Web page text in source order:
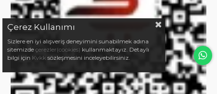
Çerez Kullanımı
Sizlere en iyi alışveriş deneyimini sunabilmek adına
sitemizde çerezler(cookies) kullanmaktayız. Detaylı
bilgi için Kvkk sözleşmesini inceleyebilirsiniz.